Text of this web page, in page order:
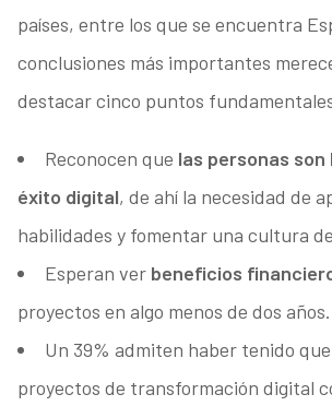
países, entre los que se encuentra
conclusiones más importantes
destacar cinco puntos
Reconocen que las personas son
éxito digital, de ahí la necesidad de
habilidades y fomentar una cultura
Esperan ver beneficios
proyectos en algo menos de dos años.
Un 39% admiten haber tenido
proyectos de transformación digital